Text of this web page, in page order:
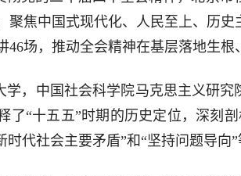
聚焦中国式现代化、人民至上、历
46场，推动全会精神在基层落地生根
学，中国社会科学院马克思主义研
了“十五五”时期的历史定位，深刻
时代社会主要矛盾”和“坚持问题导